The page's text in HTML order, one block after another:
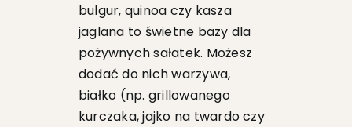
bulgur, quinoa czy kasza
jaglana to świetne bazy dla
pożywnych sałatek. Możesz
dodać do nich warzywa,
białko (np. grillowanego
kurczaka, jajko na twardo czy